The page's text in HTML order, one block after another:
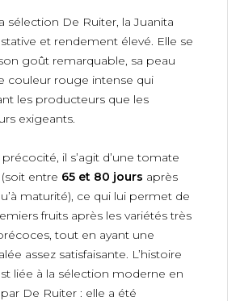
sélection De Ruiter, la Juanita
et rendement élevé. Elle se
goût remarquable, sa peau
couleur rouge intense qui
les producteurs que les
exigeants.
il s’agit d’une tomate
(soit entre 65 et 80 jours après
maturité), ce qui lui permet de
fruits après les variétés très
tout en ayant une
assez satisfaisante. L’histoire
liée à la sélection moderne en
De Ruiter : elle a été